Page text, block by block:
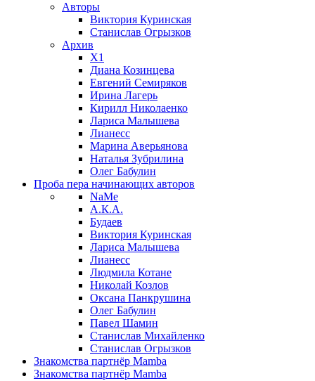
Авторы
Виктория Куринская
Станислав Огрызков
Архив
X1
Диана Козинцева
Евгений Семиряков
Ирина Лагерь
Кирилл Николаенко
Лариса Малышева
Лианесс
Марина Аверьянова
Наталья Зубрилина
Олег Бабулин
Проба пера начинающих авторов
NaMe
А.К.А.
Будаев
Виктория Куринская
Лариса Малышева
Лианесс
Людмила Котане
Николай Козлов
Оксана Панкрушина
Олег Бабулин
Павел Шамин
Станислав Михайленко
Станислав Огрызков
Знакомства партнёр Mamba
Знакомства партнёр Mamba